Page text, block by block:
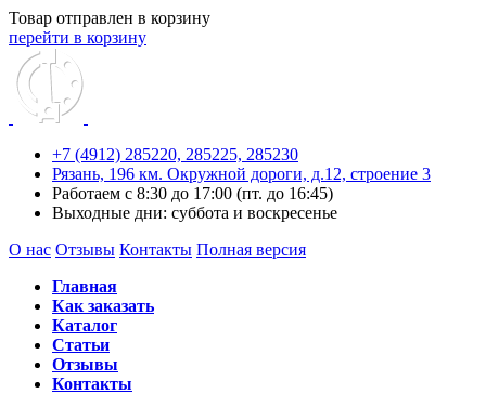
Товар отправлен в корзину
перейти в корзину
+7 (4912) 285220, 285225, 285230
Рязань, 196 км. Окружной дороги, д.12, строение 3
Работаем с 8:30 до 17:00 (пт. до 16:45)
Выходные дни: суббота и воскресенье
О нас Отзывы Контакты Полная версия
Главная
Как заказать
Каталог
Статьи
Отзывы
Контакты